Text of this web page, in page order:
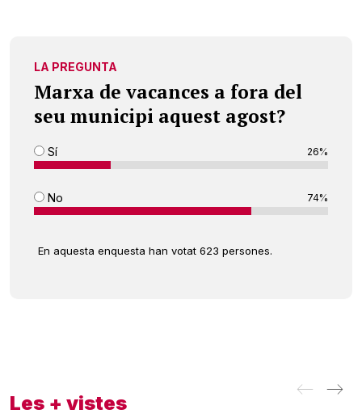
LA PREGUNTA
Marxa de vacances a fora del
seu municipi aquest agost?
Sí 26%
No 74%
En aquesta enquesta han votat 623 persones.
Les + vistes